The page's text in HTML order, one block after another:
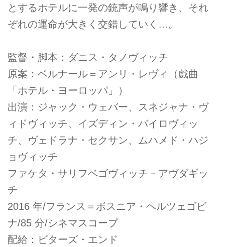
とするホテルに一発の銃声が鳴り響き、それ
ぞれの運命が大きく交錯していく…。
監督・脚本：ダニス・タノヴィッチ
原案：ベルナール＝アンリ・レヴィ（戯曲
「ホテル・ヨーロッパ」）
出演：ジャック・ウェバー、スネジャナ・ヴ
ィドヴィッチ、イズディン・バイロヴィッ
チ、ヴェドラナ・セクサン、ムハメド・ハジ
ョヴィッチ
ファケタ・サリフベゴヴィッチ－アヴダギッ
チ
2016 年/フランス＝ボスニア・ヘルツェゴビ
ナ/85 分/シネマスコープ
配給：ビターズ・エンド